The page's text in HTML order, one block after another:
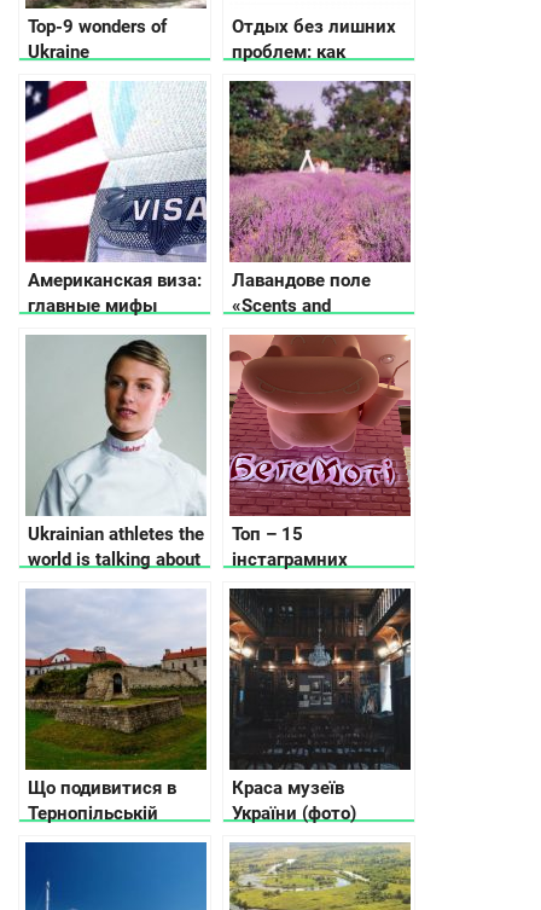
Top-9 wonders of
Ukraine
Отдых без лишних
проблем: как
подготовиться?
Американская виза:
главные мифы
Лавандове поле
«Scents and
Sensations».
Ukrainian athletes the
world is talking about
Топ – 15
інстаграмних
закладів Львова
Що подивитися в
Тернопільській
області
Краса музеїв
України (фото)